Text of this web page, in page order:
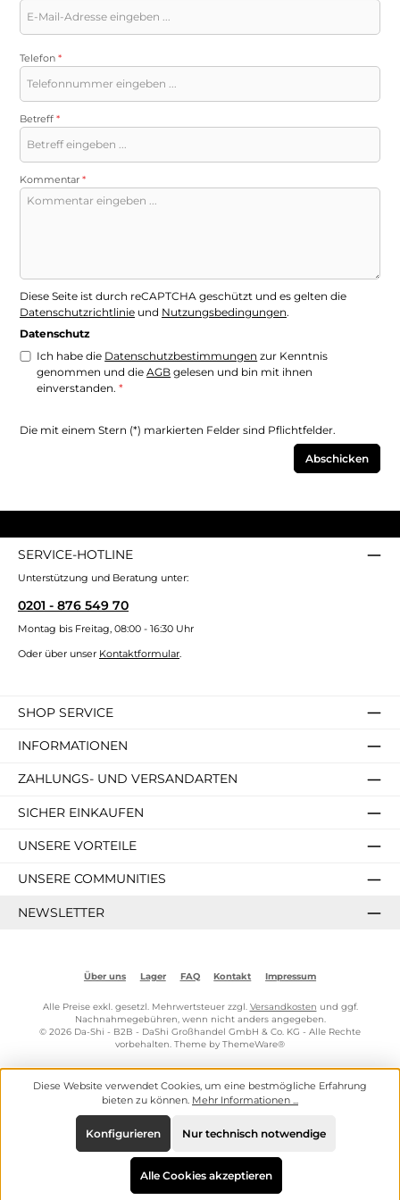
Telefon *
Betreff *
Kommentar *
Diese Seite ist durch reCAPTCHA geschützt und es gelten die
Datenschutzrichtlinie und Nutzungsbedingungen.
Datenschutz
Ich habe die Datenschutzbestimmungen zur Kenntnis
genommen und dieAGB gelesen und bin mit ihnen
einverstanden.*
Die mit einem Stern (*) markierten Felder sind Pflichtfelder.
Abschicken
SERVICE-HOTLINE
Unterstützung und Beratung unter:
0201 - 876 549 70
Montag bis Freitag, 08:00 - 16:30 Uhr
Oder über unser Kontaktformular.
SHOP SERVICE
INFORMATIONEN
ZAHLUNGS- UND VERSANDARTEN
SICHER EINKAUFEN
UNSERE VORTEILE
UNSERE COMMUNITIES
NEWSLETTER
Über uns Lager FAQ Kontakt Impressum
Alle Preise exkl. gesetzl. Mehrwertsteuer zzgl. Versandkosten und ggf.
Nachnahmegebühren, wenn nicht anders angegeben.
© 2026 Da-Shi - B2B - DaShi Großhandel GmbH & Co. KG - Alle Rechte
vorbehalten. Theme by ThemeWare®
Diese Website verwendet Cookies, um eine bestmögliche Erfahrung
bieten zu können. Mehr Informationen ...
Nur technisch notwendige
Konfigurieren
Alle Cookies akzeptieren